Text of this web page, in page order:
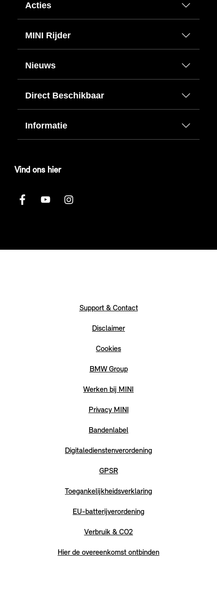
Acties
MINI Rijder
Nieuws
Direct Beschikbaar
Informatie
Vind ons hier
Support & Contact
Disclaimer
Cookies
BMW Group
Werken bij MINI
Privacy MINI
Bandenlabel
Digitaledienstenverordening
GPSR
Toegankelijkheidsverklaring
EU-batterijverordening
Verbruik & CO2
Hier de overeenkomst ontbinden